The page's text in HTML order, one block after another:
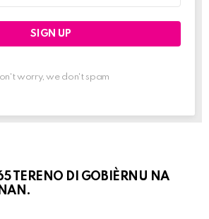
worry, we don't spam
TERENO DI GOBIÈRNU NA